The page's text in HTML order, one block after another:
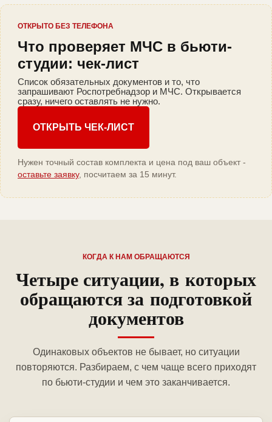
ОТКРЫТО БЕЗ ТЕЛЕФОНА
Что проверяет МЧС в бьюти-
студии: чек-лист
Список обязательных документов и то, что
запрашивают Роспотребнадзор и МЧС. Открывается
сразу, ничего оставлять не нужно.
ОТКРЫТЬ ЧЕК-ЛИСТ
Нужен точный состав комплекта и цена под ваш объект -
оставьте заявку, посчитаем за 15 минут.
КОГДА К НАМ ОБРАЩАЮТСЯ
Четыре ситуации, в которых
обращаются за подготовкой
документов
Одинаковых объектов не бывает, но ситуации
повторяются. Разбираем, с чем чаще всего приходят
по бьюти-студии и чем это заканчивается.